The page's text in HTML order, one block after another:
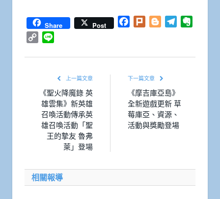
Share Post Facebook
Plurk BloggerTelegram
Copy
上一篇文章
《聖火降魔錄 英
雄雲集》新英雄
召喚活動傳承英
雄召喚活動「聖
王的摯友 魯弗
萊」登場
下一篇文章
《摩吉庫亞島》
全新遊戲更新 草
莓庫亞、資源、
活動與獎勵登場
相關報導